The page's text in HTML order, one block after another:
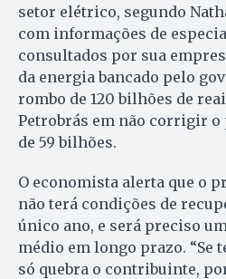
setor elétrico, segundo
com informações de
consultados por sua
da energia bancado pelo
rombo de 120 bilhões de
Petrobrás em não corrigir
de 59 bilhões.
O economista alerta que o
não terá condições de
único ano, e será preciso
médio em longo prazo. “Se
só quebra o contribuinte,